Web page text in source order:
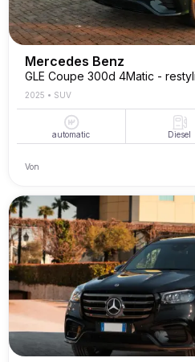
Mercedes Benz
GLE Coupe 300d 4Matic -
2025 • SUV
automatic Diesel
Von